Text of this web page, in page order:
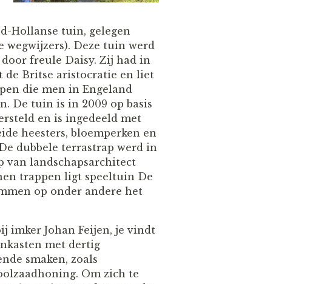
Hollanse tuin, gelegen
wegwijzers). Deze tuin werd
freule Daisy. Zij had in
de Britse aristocratie en liet
die men in Engeland
De tuin is in 2009 op basis
en is ingedeeld met
heesters, bloemperken en
dubbele terrastrap werd in
van landschapsarchitect
trappen ligt speeltuin De
op onder andere het
imker Johan Feijen, je vindt
met dertig
smaken, zoals
Om zich te